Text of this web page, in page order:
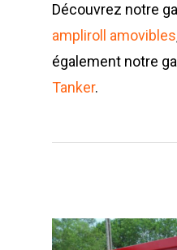
Découvrez notre
ampliroll amovibles
également notre
Tanker.